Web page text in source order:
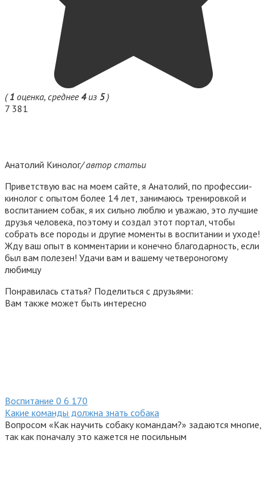
(1 оценка, среднее4из 5)
7 381
Анатолий Кинолог/ автор статьи
Приветствую вас на моем сайте, я Анатолий, по профессии-
кинолог с опытом более 14 лет, занимаюсь тренировкой и
воспитанием собак, я их сильно люблю и уважаю, это лучшие
друзья человека, поэтому и создал этот портал, чтобы
собрать все породы и другие моменты в воспитании и уходе!
Жду ваш опыт в комментарии и конечно благодарность, если
был вам полезен! Удачи вам и вашему четвероногому
любимцу
Понравилась статья? Поделиться с друзьями:
Вам также может быть интересно
Воспитание 0 6 170
Какие команды должна знать собака
Вопросом «Как научить собаку командам?» задаются многие,
так как поначалу это кажется не посильным